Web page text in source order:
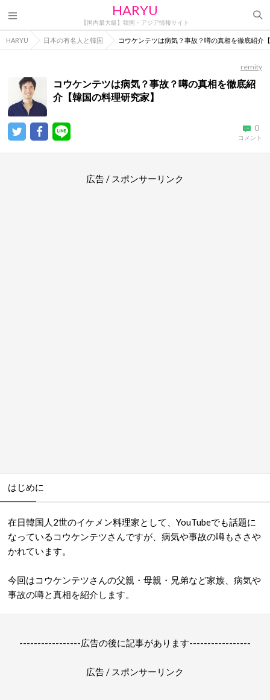
HARYU
【国内最大級】韓国・アジア情報サイト
HARYU 日本の有名人と韓国 コウケンテツは病気？事故？噂の真相を徹底紹介
remity
コウケンテツは病気？事故？噂の真相を徹底紹
介【韓国の料理研究家】
0
コメント
広告 / スポンサーリンク
はじめに
在日韓国人2世のイケメン料理家として、YouTubeでも話題に
なっているコウケンテツさんですが、病気や事故の噂もささや
かれています。
今回はコウケンテツさんの父親・母親・兄弟など家族、病気や
事故の噂と真相を紹介します。
-----------------広告の後に記事があります-----------------
広告 / スポンサーリンク